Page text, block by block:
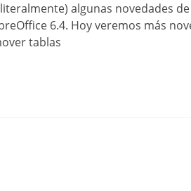
algunas novedades
6.4. Hoy veremos más
tablas